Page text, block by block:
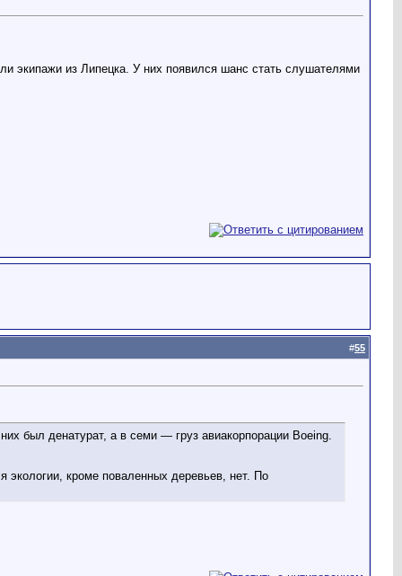
экипажи из Липецка. У них появился шанс стать слушателями
#55
был денатурат, а в семи — груз авиакорпорации Boeing.
экологии, кроме поваленных деревьев, нет. По